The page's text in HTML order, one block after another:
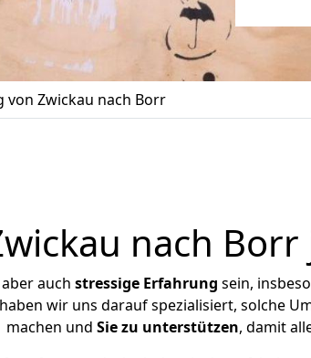
von Zwickau nach Borr
nach
auch stressige Erfahrung sein,
wir uns darauf spezialisiert, solche
machen und Sie zu unterstützen, damit